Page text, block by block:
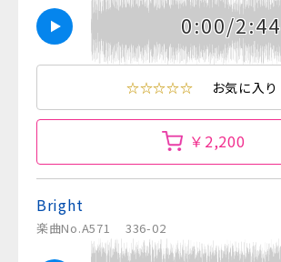
0:00/2:44
☆☆☆☆☆ お気に入り
￥2,200
Bright
楽曲No.A571 336-02